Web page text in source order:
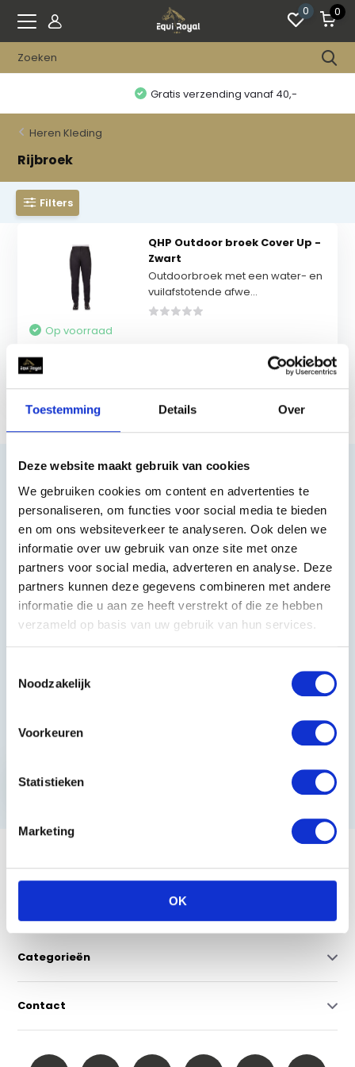
Toestemming Details Over
Deze website maakt gebruik van cookies
We gebruiken cookies om content en advertenties te
personaliseren, om functies voor social media te bieden
en om ons websiteverkeer te analyseren. Ook delen we
informatie over uw gebruik van onze site met onze
partners voor social media, adverteren en analyse. Deze
partners kunnen deze gegevens combineren met andere
informatie die u aan ze heeft verstrekt of die ze hebben
verzameld op basis van uw gebruik van hun services.
Noodzakelijk
Voorkeuren
Statistieken
Marketing
OK
0 0
Gratis verzending vanaf 40,-
Heren Kleding
Rijbroek
Filters
QHP Outdoor broek Cover Up -
Zwart
Outdoorbroek met een water- en
vuilafstotende afwe...
Op voorraad
Heeft u vragen?
085 002 0715
0229-700241
info@equiroyal.nl
Abonneer
Categorieën
Contact